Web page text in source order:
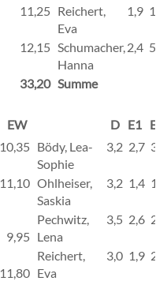
11,25
12,15
33,20
Reichert,
Eva
1,9 1,5
Schumacher,
Hanna
2,4 5,2
Summe
EW
10,35
11,10
9,95
11,80
D E1 E2
Bödy, Lea-
Sophie
3,2 2,7 3,3
Ohlheiser,
Saskia
3,2 1,4 1,8
Pechwitz,
Lena
3,5 2,6 2,9
Reichert,
Eva
3,0 1,9 2,4